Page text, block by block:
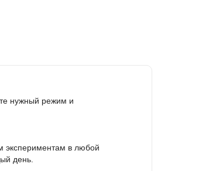
нужный режим и
экспериментам в любой
день.